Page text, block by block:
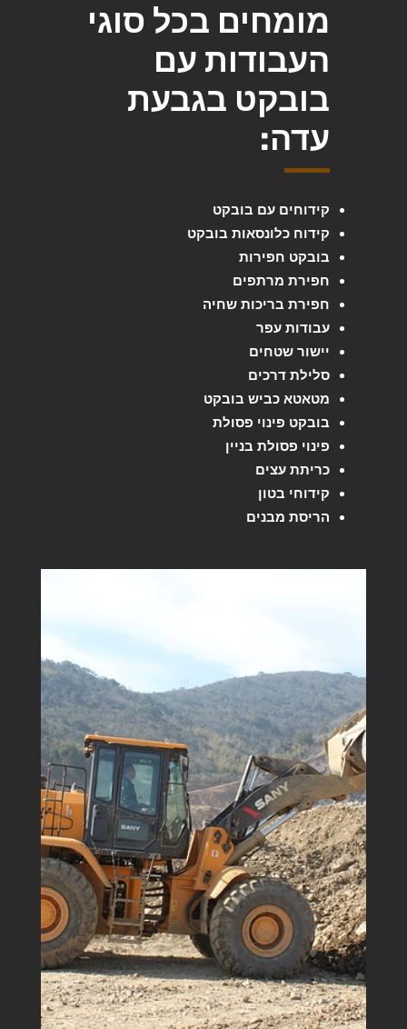
מומחים בכל סוגי
העבודות עם
בובקט בגבעת
עדה:
קידוחים עם בובקט
קידוח כלונסאות בובקט
בובקט חפירות
חפירת מרתפים
חפירת בריכות שחיה
עבודות עפר
יישור שטחים
סלילת דרכים
מטאטא כביש בובקט
בובקט פינוי פסולת
פינוי פסולת בניין
כריתת עצים
קידוחי בטון
הריסת מבנים